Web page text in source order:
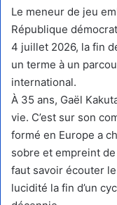
Le meneur de jeu
République
4 juillet 2026, la fin
un terme à un
international.
À 35 ans, Gaël
vie. C’est sur son
formé en Europe a
sobre et empreint
faut savoir écouter
lucidité la fin d’un